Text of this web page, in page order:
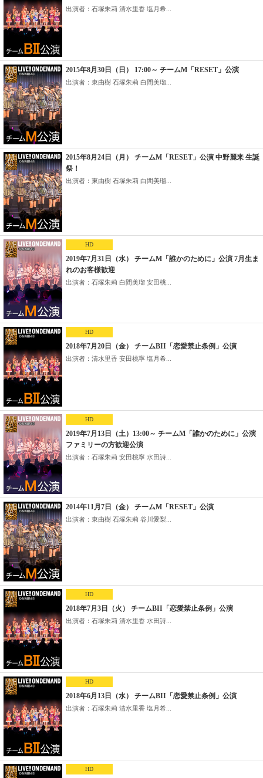
出演者：石塚朱莉 清水里香 塩月希...
2015年8月30日（日） 17:00～ チームM「RESET」公演
出演者：東由樹 石塚朱莉 白間美瑠...
2015年8月24日（月） チームM「RESET」公演 中野麗来 生誕
祭！
出演者：東由樹 石塚朱莉 白間美瑠...
HD
2019年7月31日（水） チームM「誰かのために」公演 7月生ま
れのお客様歓迎
出演者：石塚朱莉 白間美瑠 安田桃...
HD
2018年7月20日（金） チームBII「恋愛禁止条例」公演
出演者：清水里香 安田桃寧 塩月希...
HD
2019年7月13日（土）13:00～ チームM「誰かのために」公演
ファミリーの方歓迎公演
出演者：石塚朱莉 安田桃寧 水田詩...
2014年11月7日（金） チームM「RESET」公演
出演者：東由樹 石塚朱莉 谷川愛梨...
HD
2018年7月3日（火） チームBII「恋愛禁止条例」公演
出演者：石塚朱莉 清水里香 水田詩...
HD
2018年6月13日（水） チームBII「恋愛禁止条例」公演
出演者：石塚朱莉 清水里香 塩月希...
HD